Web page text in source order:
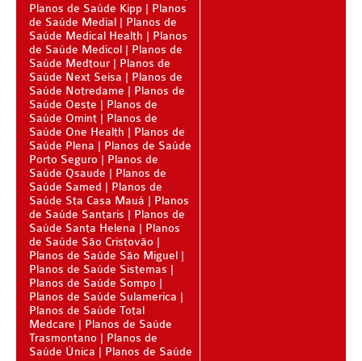
PLENA PLANO DE SAÚDE INFANTIL
QSAUDE PLANO DE SAÚDE INFANTIL
SANTA HELENA PLANO DE SAÚDE INFANTIL
SÃO CRISTOVÃO PLANO DE SAÚDE INFANTIL
SÃO MIGUEL PLANO DE SAÚDE INFANTIL
STA CASA MAUÁ PLANO DE SAÚDE INFANTIL
TOTAL MEDCARE PLANO DE SAÚDE INFANTIL
TRASMONTANO PLANO DE SAÚDE INFANTIL
ÚNICA PLANO DE SAÚDE INFANTIL
UNIHOSP PLANO DE SAÚDE INFANTIL
PLANO DE SAÚDE SÊNIOR
AMEPLAN PLANO DE SAÚDE SÊNIOR
Planos de Saúde Kipp
Planos
de Saúde Medial
Planos de
Saúde Medical Health
Planos
de Saúde Medicol
Planos de
Saúde Medtour
Planos de
Saúde Next Seisa
Planos de
Saúde Notredame
Planos de
Saúde Oeste
Planos de
Saúde Omint
Planos de
Saúde One Health
Planos de
Saúde Plena
Planos de Saúde
Porto Seguro
Planos de
Saúde Qsaude
Planos de
Saúde Samed
Planos de
Saúde Sta Casa Mauá
Planos
de Saúde Santaris
Planos de
Saúde Santa Helena
Planos
de Saúde São Cristovão
Planos de Saúde São Miguel
Planos de Saúde Sistemas
Planos de Saúde Sompo
Planos de Saúde Sulamerica
Planos de Saúde Total
Medcare
Planos de Saúde
Trasmontano
Planos de
Saúde Única
Planos de Saúde